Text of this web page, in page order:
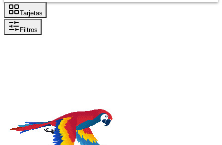
Tarjetas
Filtros